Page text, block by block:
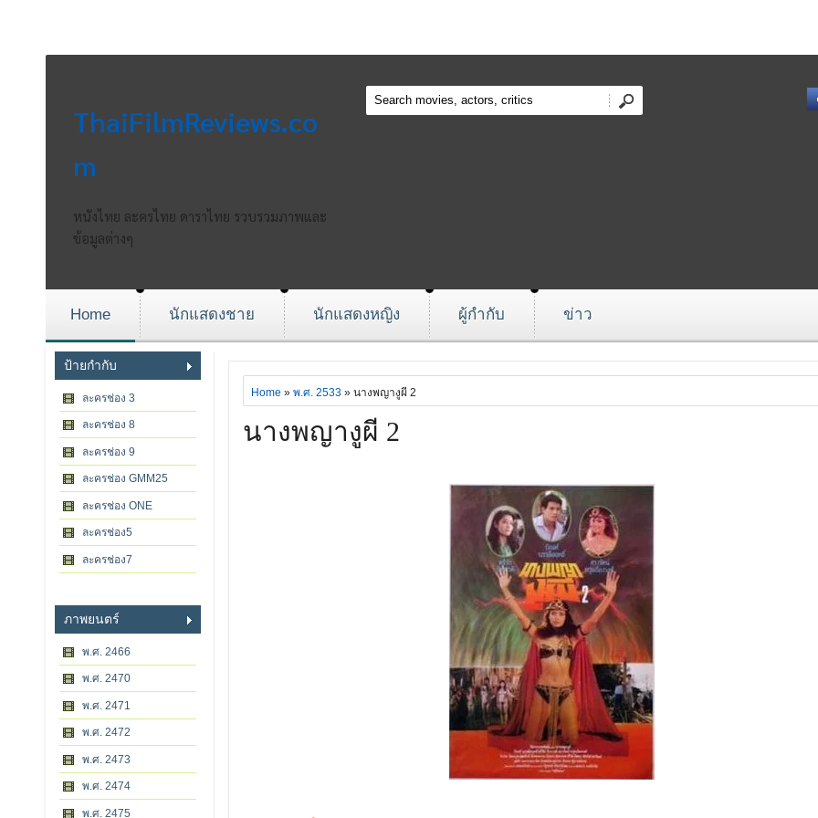
ThaiFilmReviews.co
m
หนังไทย ละครไทย ดาราไทย รวบรวมภาพและ
ข้อมูลต่างๆ
Home นักแสดงชาย นักแสดงหญิง ผู้กำกับ ข่าว
ป้ายกำกับ
ละครช่อง 3
ละครช่อง 8
ละครช่อง 9
ละครช่อง GMM25
ละครช่อง ONE
ละครช่อง5
ละครช่อง7
ภาพยนตร์
พ.ศ. 2466
พ.ศ. 2470
พ.ศ. 2471
พ.ศ. 2472
พ.ศ. 2473
พ.ศ. 2474
พ.ศ. 2475
Home » พ.ศ. 2533» นางพญางูผี 2
นางพญางูผี 2